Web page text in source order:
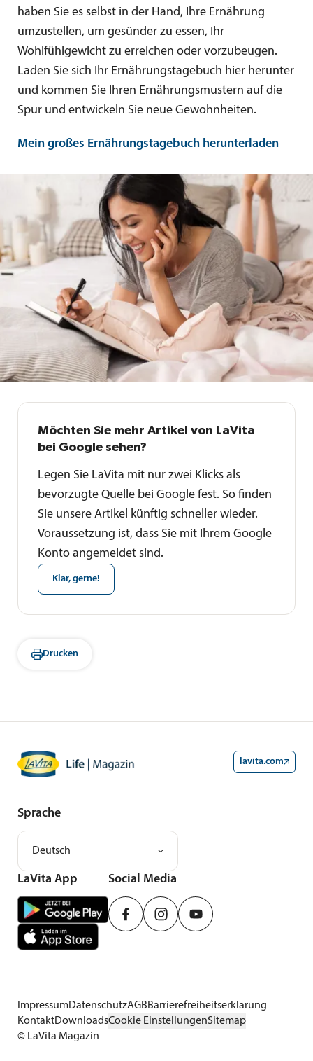
haben Sie es selbst in der Hand, Ihre Ernährung
umzustellen, um gesünder zu essen, Ihr
Wohlfühlgewicht zu erreichen oder vorzubeugen.
Laden Sie sich Ihr Ernährungstagebuch hier herunter
und kommen Sie Ihren Ernährungsmustern auf die
Spur und entwickeln Sie neue Gewohnheiten.
Mein großes Ernährungstagebuch herunterladen
Möchten Sie mehr Artikel von LaVita
bei Google sehen?
Legen Sie LaVita mit nur zwei Klicks als
bevorzugte Quelle bei Google fest. So finden
Sie unsere Artikel künftig schneller wieder.
Voraussetzung ist, dass Sie mit Ihrem Google
Konto angemeldet sind.
Klar, gerne!
Drucken
lavita.com
LaVita App Social Media
Sprache
Deutsch
ImpressumDatenschutzAGBBarrierefreiheitserklärung
KontaktDownloadsCookie EinstellungenSitemap
© LaVita Magazin